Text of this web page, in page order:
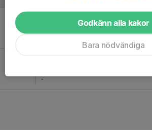
Lör 6
14:00
Smedby BoIK Smedby boik f15 vit -
Tingbyskans
-
Godkänn alla kakor
Bara nödvändiga